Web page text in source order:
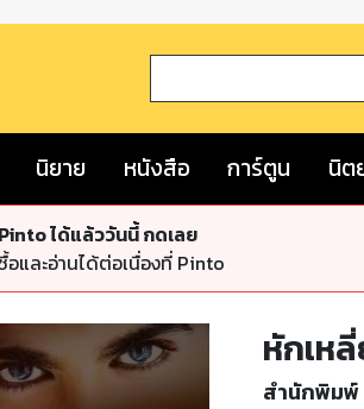
นิยาย หนังสือ การ์ตูน นิต
ได้แล้ววันนี้ กดเลย
และอ่านได้ต่อเนื่องที่ Pinto
หักเห
สำนักพิมพ์